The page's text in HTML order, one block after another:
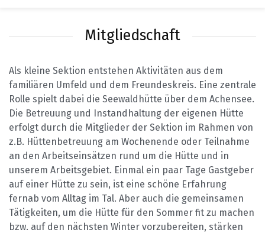
Mitgliedschaft
Als kleine Sektion entstehen Aktivitäten aus dem
familiären Umfeld und dem Freundeskreis. Eine zentrale
Rolle spielt dabei die Seewaldhütte über dem Achensee.
Die Betreuung und Instandhaltung der eigenen Hütte
erfolgt durch die Mitglieder der Sektion im Rahmen von
z.B. Hüttenbetreuung am Wochenende oder Teilnahme
an den Arbeitseinsätzen rund um die Hütte und in
unserem Arbeitsgebiet. Einmal ein paar Tage Gastgeber
auf einer Hütte zu sein, ist eine schöne Erfahrung
fernab vom Alltag im Tal. Aber auch die gemeinsamen
Tätigkeiten, um die Hütte für den Sommer fit zu machen
bzw. auf den nächsten Winter vorzubereiten, stärken